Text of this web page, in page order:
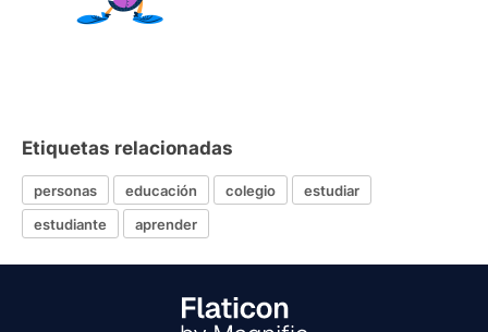
Etiquetas relacionadas
personas educación colegio
estudiar
estudiante
aprender